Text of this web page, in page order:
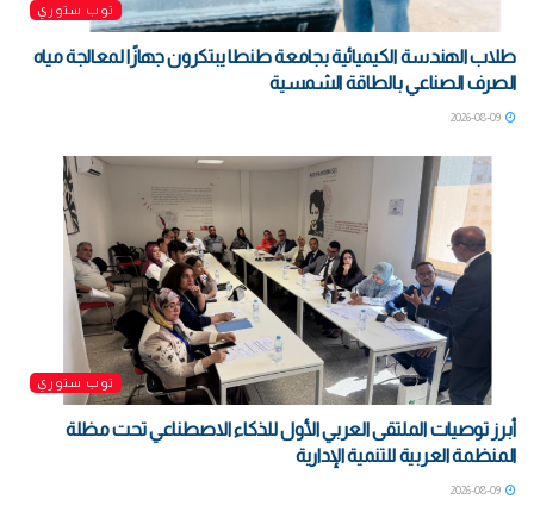
توب ستوري
طلاب الهندسة الكيميائية بجامعة طنطا يبتكرون جهازًا لمعالجة مياه
الصرف الصناعي بالطاقة الشمسية
توب ستوري
أبرز توصيات الملتقى العربي الأول للذكاء الاصطناعي تحت مظلة
المنظمة العربية للتنمية الإدارية